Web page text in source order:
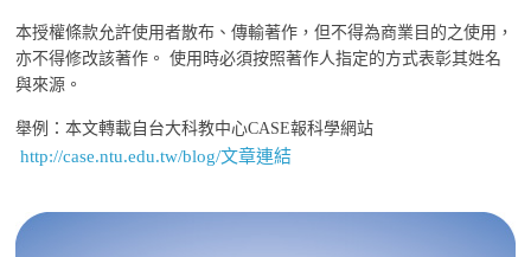
本授權條款允許使用者散布、傳輸著作，但不得為商業目的之使用，
亦不得修改該著作。 使用時必須按照著作人指定的方式表彰其姓名
與來源。
舉例：本文轉載自台大科教中心CASE報科學網站
http://case.ntu.edu.tw/blog/文章連結